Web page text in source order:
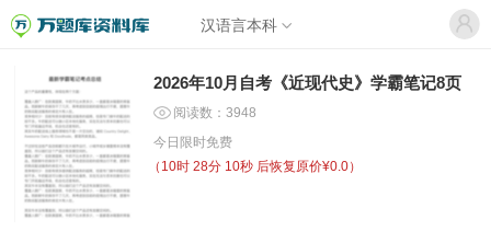
汉语言本科
2026年10月自考《近现代史》学霸笔记8页
阅读数：3948
今日限时免费
（ 10时 28分 10秒 后恢复原价¥0.0）